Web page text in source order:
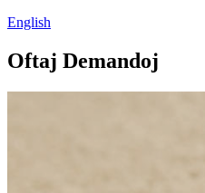
English
Oftaj Demandoj